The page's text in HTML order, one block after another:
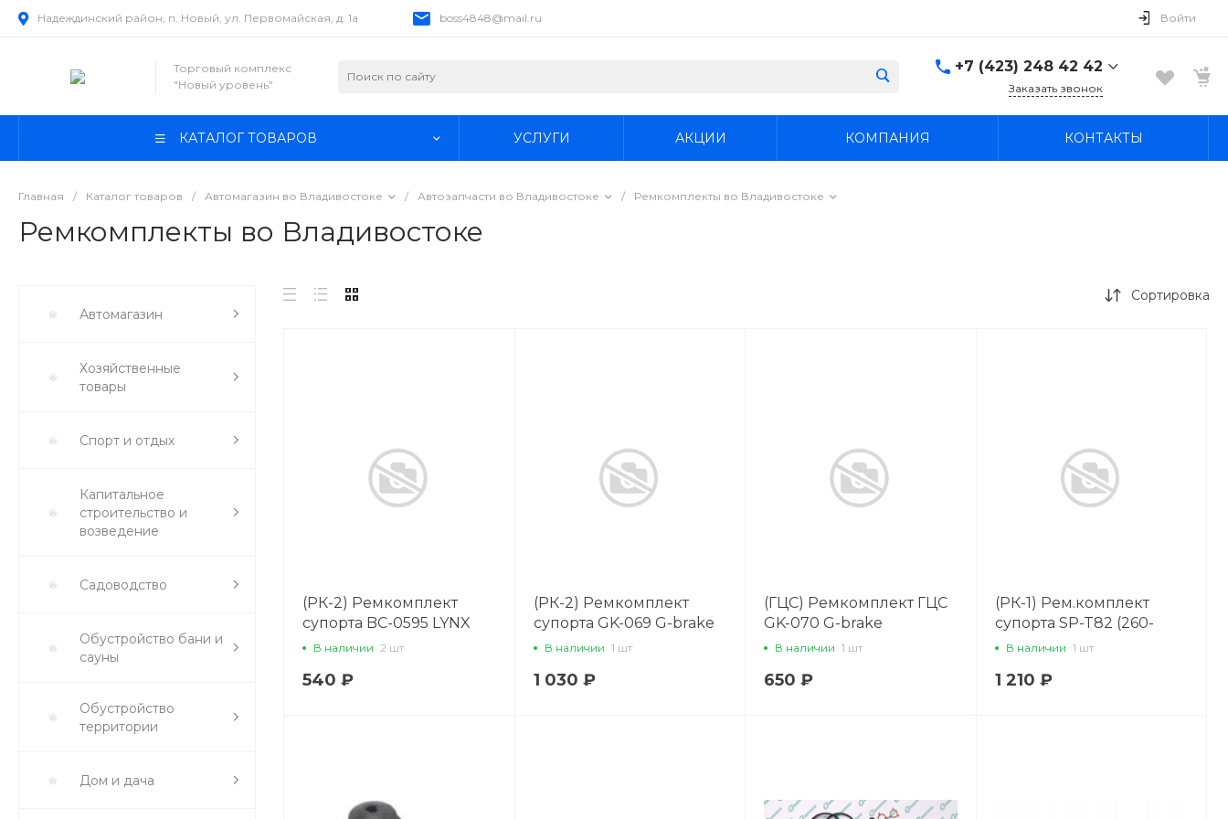
Надеждинский район, п. Новый, ул. Первомайская, д. 1а boss4848@mail.ru Войти
Торговый комплекс
"Новый уровень"
+7 (423) 248 42 42
Надеждинский район, п.
Заказать звонок
КАТАЛОГ ТОВАРОВ УСЛУГИ АКЦИИ КОМПАНИЯ КОНТАКТЫ
Главная / Каталог товаров / Автомагазин во Владивостоке / Автозапчасти во Владивостоке / Ремкомплекты во Владивостоке
Ремкомплекты во Владивостоке
Автомагазин
Хозяйственные
товары
Спорт и отдых
Капитальное
строительство и
возведение
Садоводство
Обустройство бани и
сауны
Обустройство
территории
Дом и дача
Сортировка
(РК-2) Ремкомплект
супорта BC-0595 LYNX
(04479-30510)
В наличии 2 шт
540 ₽
(РК-2) Ремкомплект
супорта GK-069 G-brake
41120-HC025
В наличии 1 шт
1 030 ₽
(ГЦС) Ремкомплект ГЦС
GK-070 G-brake
В наличии 1 шт
650 ₽
(РК-1) Рем.комплект
супорта SP-T82 (260-
50082) (SEIKEN)
В наличии 1 шт
1 210 ₽